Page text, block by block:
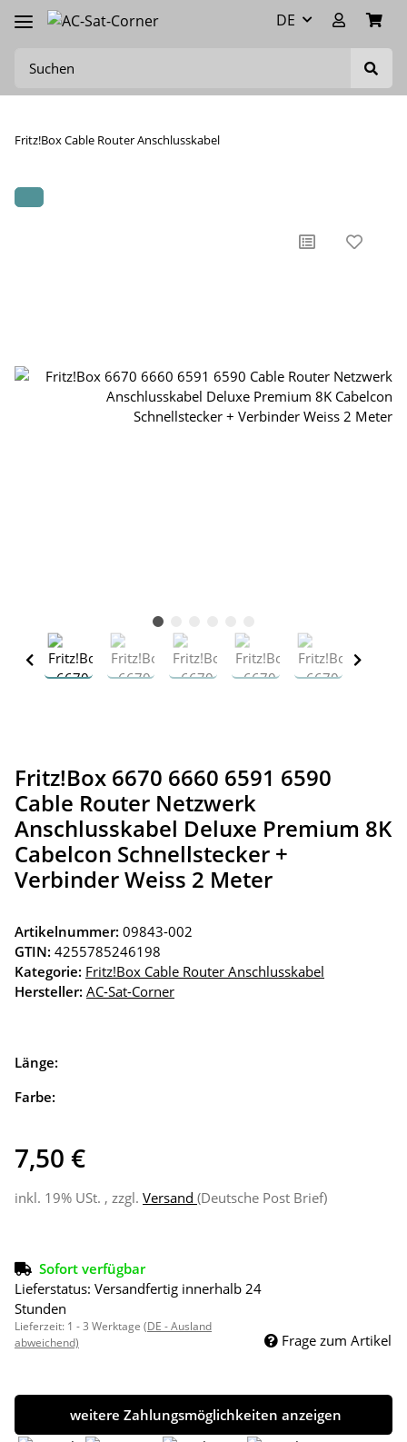
DE
Fritz!Box Cable Router Anschlusskabel
Fritz!Box 6670 6660 6591 6590
Cable Router Netzwerk
Anschlusskabel Deluxe Premium 8K
Cabelcon Schnellstecker +
Verbinder Weiss 2 Meter
Artikelnummer: 09843-002
GTIN: 4255785246198
Kategorie: Fritz!Box Cable Router Anschlusskabel
Hersteller: AC-Sat-Corner
Länge:
Farbe:
7,50 €
inkl. 19% USt. , zzgl. Versand (Deutsche Post Brief)
Sofort verfügbar
Lieferstatus: Versandfertig innerhalb 24
Stunden
Lieferzeit: 1 - 3 Werktage (DE - Ausland
abweichend)
Frage zum Artikel
weitere Zahlungsmöglichkeiten anzeigen